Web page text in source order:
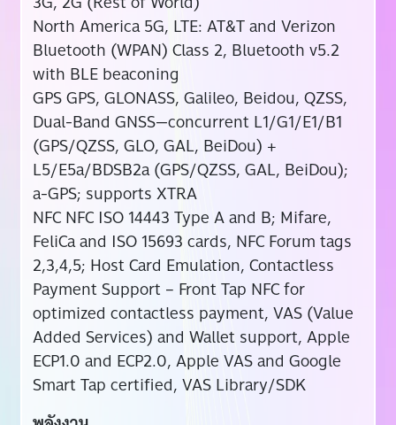
North America 5G, LTE: AT&T and Verizon
Bluetooth (WPAN) Class 2, Bluetooth v5.2
with BLE beaconing
GPS GPS, GLONASS, Galileo, Beidou, QZSS,
Dual-Band GNSS—concurrent L1/G1/E1/B1
(GPS/QZSS, GLO, GAL, BeiDou) +
L5/E5a/BDSB2a (GPS/QZSS, GAL, BeiDou);
a-GPS; supports XTRA
NFC NFC ISO 14443 Type A and B; Mifare,
FeliCa and ISO 15693 cards, NFC Forum tags
2,3,4,5; Host Card Emulation, Contactless
Payment Support – Front Tap NFC for
optimized contactless payment, VAS (Value
Added Services) and Wallet support, Apple
ECP1.0 and ECP2.0, Apple VAS and Google
Smart Tap certified, VAS Library/SDK